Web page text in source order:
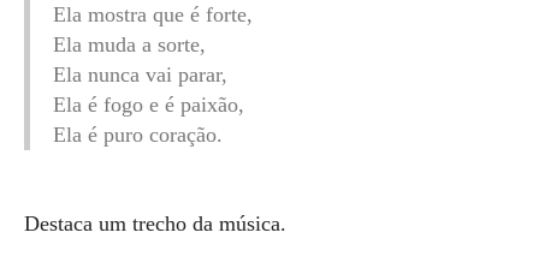
Ela mostra que é forte,
Ela muda a sorte,
Ela nunca vai parar,
Ela é fogo e é paixão,
Ela é puro coração.
Destaca um trecho da música.